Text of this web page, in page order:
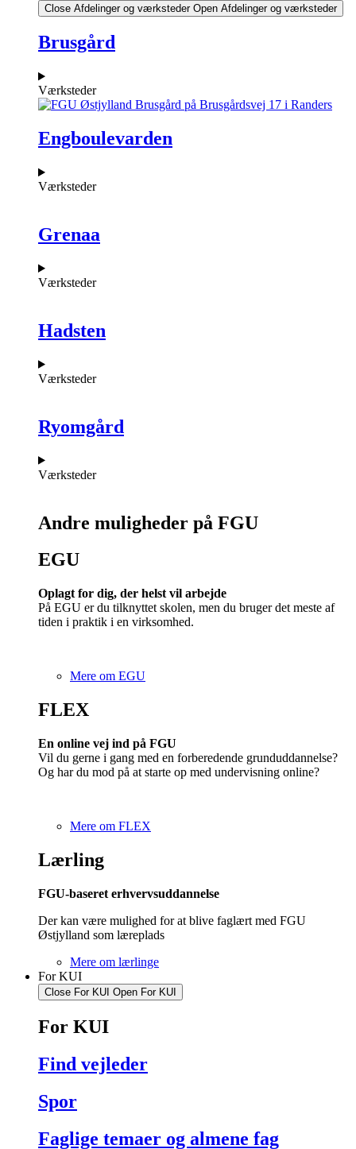
Close Afdelinger og værksteder Open Afdelinger og værksteder
Brusgård
Værksteder
Engboulevarden
Værksteder
Grenaa
Værksteder
Hadsten
Værksteder
Ryomgård
Værksteder
Andre muligheder på FGU
EGU​
Oplagt for dig, der helst vil arbejde
På EGU er du tilknyttet skolen, men du bruger det meste af
tiden i praktik i en virksomhed.
Mere om EGU
FLEX
En online vej ind på FGU
Vil du gerne i gang med en forberedende grunduddannelse?
Og har du mod på at starte op med undervisning online?
Mere om FLEX
Lærling
FGU-baseret erhvervsuddannelse
Der kan være mulighed for at blive faglært med FGU
Østjylland som læreplads
Mere om lærlinge
For KUI
Close For KUI Open For KUI
For KUI
Find vejleder
Spor
Faglige temaer og almene fag